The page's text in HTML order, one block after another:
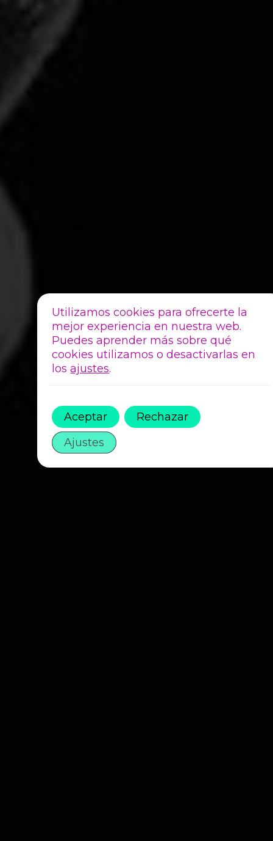
Utilizamos cookies para ofrecerte la
mejor experiencia en nuestra web.
Puedes aprender más sobre qué
cookies utilizamos o desactivarlas en
losajustes.
Aceptar
Rechazar
Ajustes